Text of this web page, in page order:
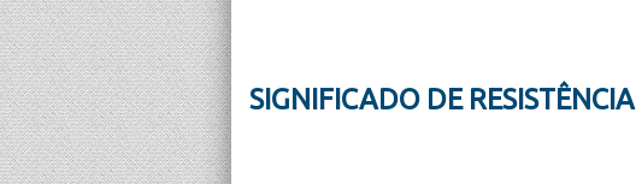
SIGNIFICADO DE RESISTÊNCIA